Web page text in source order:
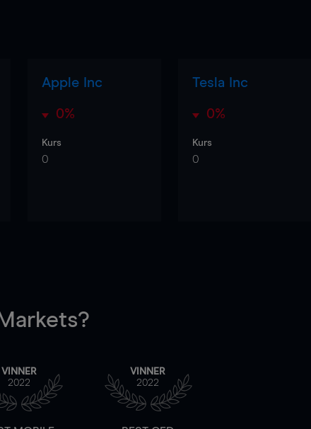
Apple Inc
0%
Kurs
0
Tesla Inc
0%
Kurs
0
VINNER
2022
VINNER
2022